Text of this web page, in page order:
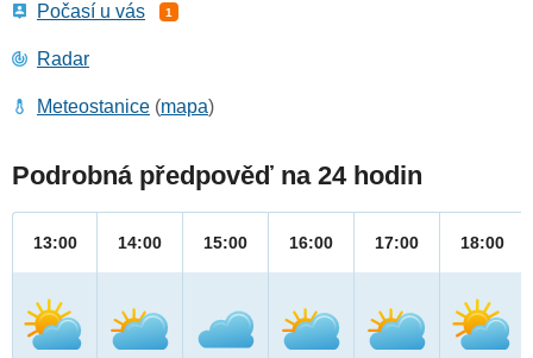
Počasí u vás 1
Radar
Meteostanice (mapa)
Podrobná předpověď na 24 hodin
13:00 14:00 15:00 16:00 17:00 18:00